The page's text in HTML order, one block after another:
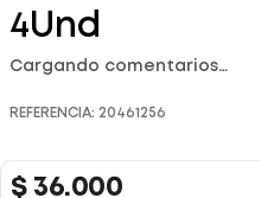
4Und
Cargando comentarios…
REFERENCIA: 20461256
$ 36.000